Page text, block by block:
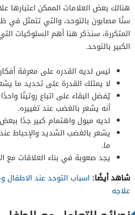
هنالك بعض العلامات الممكن اعتبارها
سنًا مصابون بالتوحد، والتي تتمثل في
المتكررة، سنذكر هنا أهم السلوكيات
الكبير بالتوحد.
ليس لديه القدره على معرفة
لا يمتلك القدرة على تحديد ما
يُفضل البقاء على اتباع روتينًا
أنه يشعر بالغضب عند تغييره.
لديه ميول واهتمام كبير جدًا
يشعر بالغضب الشديد والإحباط
ما.
يجد صعوبة في بناء العلاقات مع
شاهد أيضًا: اسباب التوحد عند
علاجه